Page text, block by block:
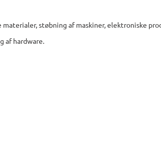
støbning af maskiner, elektroniske
af hardware.